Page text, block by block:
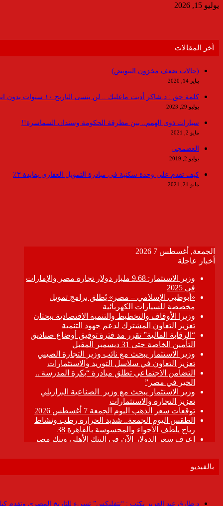
يوليو 15, 2026
أخر المقالات
(حالات ضعف مخزون التبويض)
يناير 14, 2020
كلمة حق : د.شاكر أديت ماعليك .. لن ينسى التاريخ ١٠ سنوات بدون انقطاعات
يوليو 29, 2023
سيارات ذوى الهمم.. بين مطرقة الحكومة وسندان السماسرة!!
مايو 2, 2021
العضمجى
يوليو 2, 2019
كيف تقدم على وحدة سكنية فى مبادرة التمويل العقاري بفايدة ٣٪
مايو 21, 2021
بالفيديو
د.طارق عبد العزيز يكتب : “نتفليكس” تسىء للتاريخ المصرى وتقدم